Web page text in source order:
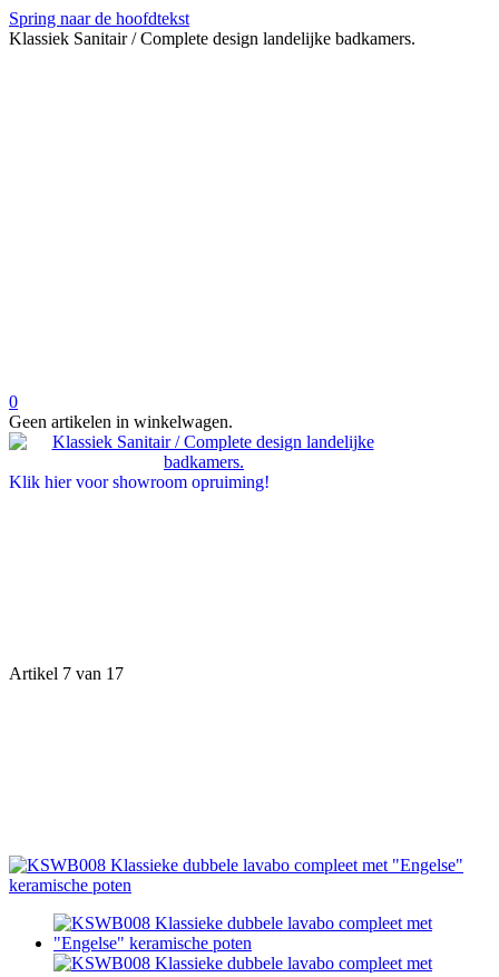
Spring naar de hoofdtekst
Klassiek Sanitair / Complete design landelijke badkamers.
0
Geen artikelen in winkelwagen.
Klik hier voor showroom opruiming!
Artikel 7 van 17